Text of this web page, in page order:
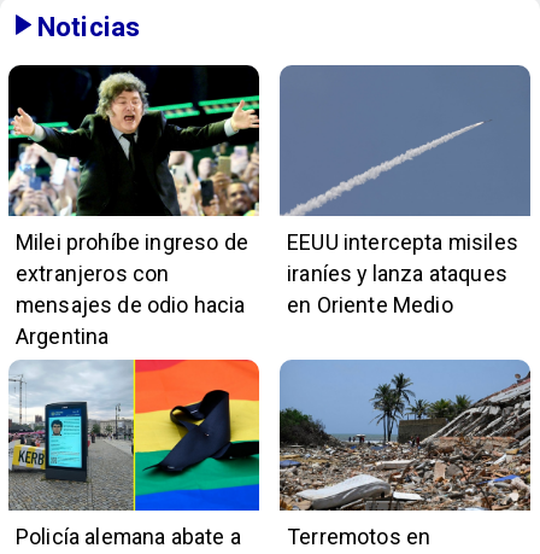
Noticias
Milei prohíbe ingreso de
extranjeros con
mensajes de odio hacia
Argentina
EEUU intercepta misiles
iraníes y lanza ataques
en Oriente Medio
Policía alemana abate a
Terremotos en